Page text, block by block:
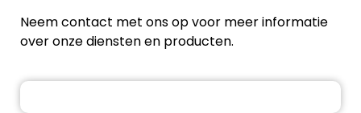
Neem contact met ons op voor meer informatie
over onze diensten en producten.